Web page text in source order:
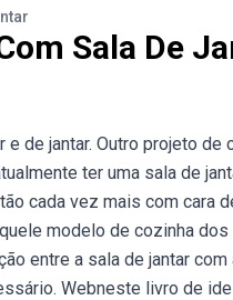
Sala De
de jantar. Outro projeto
ter uma sala de
cada vez mais com cara
modelo de cozinha
entre a sala de jantar
Webneste livro de